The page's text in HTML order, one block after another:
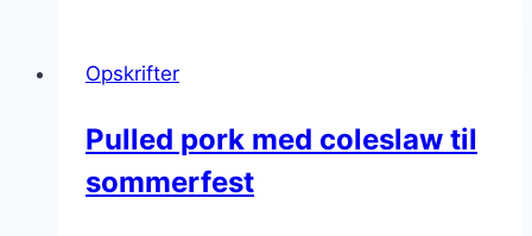
Opskrifter
Pulled pork med coleslaw til
sommerfest